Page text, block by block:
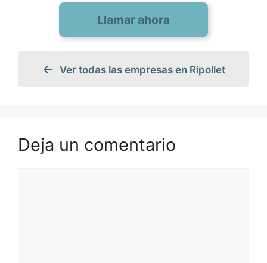
Llamar ahora
Ver todas las empresas en Ripollet
Deja un comentario